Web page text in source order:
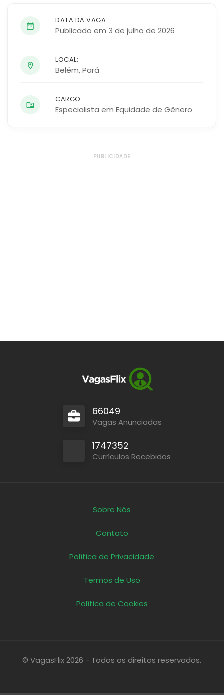
DATA DA VAGA:
Publicado em 3 de julho de 2026
LOCAL:
Belém,Pará
CARGO:
Especialista em Equidade de Gênero
PUBLICIDADE
66049
Vagas Anunciadas
1747352
Currículos Recebidos
Sobre Nós
Contato
Política de Privacidade
Termos de Uso
Política de Cookies
© VagasFlix 2026 - Todos os direitos reservados.